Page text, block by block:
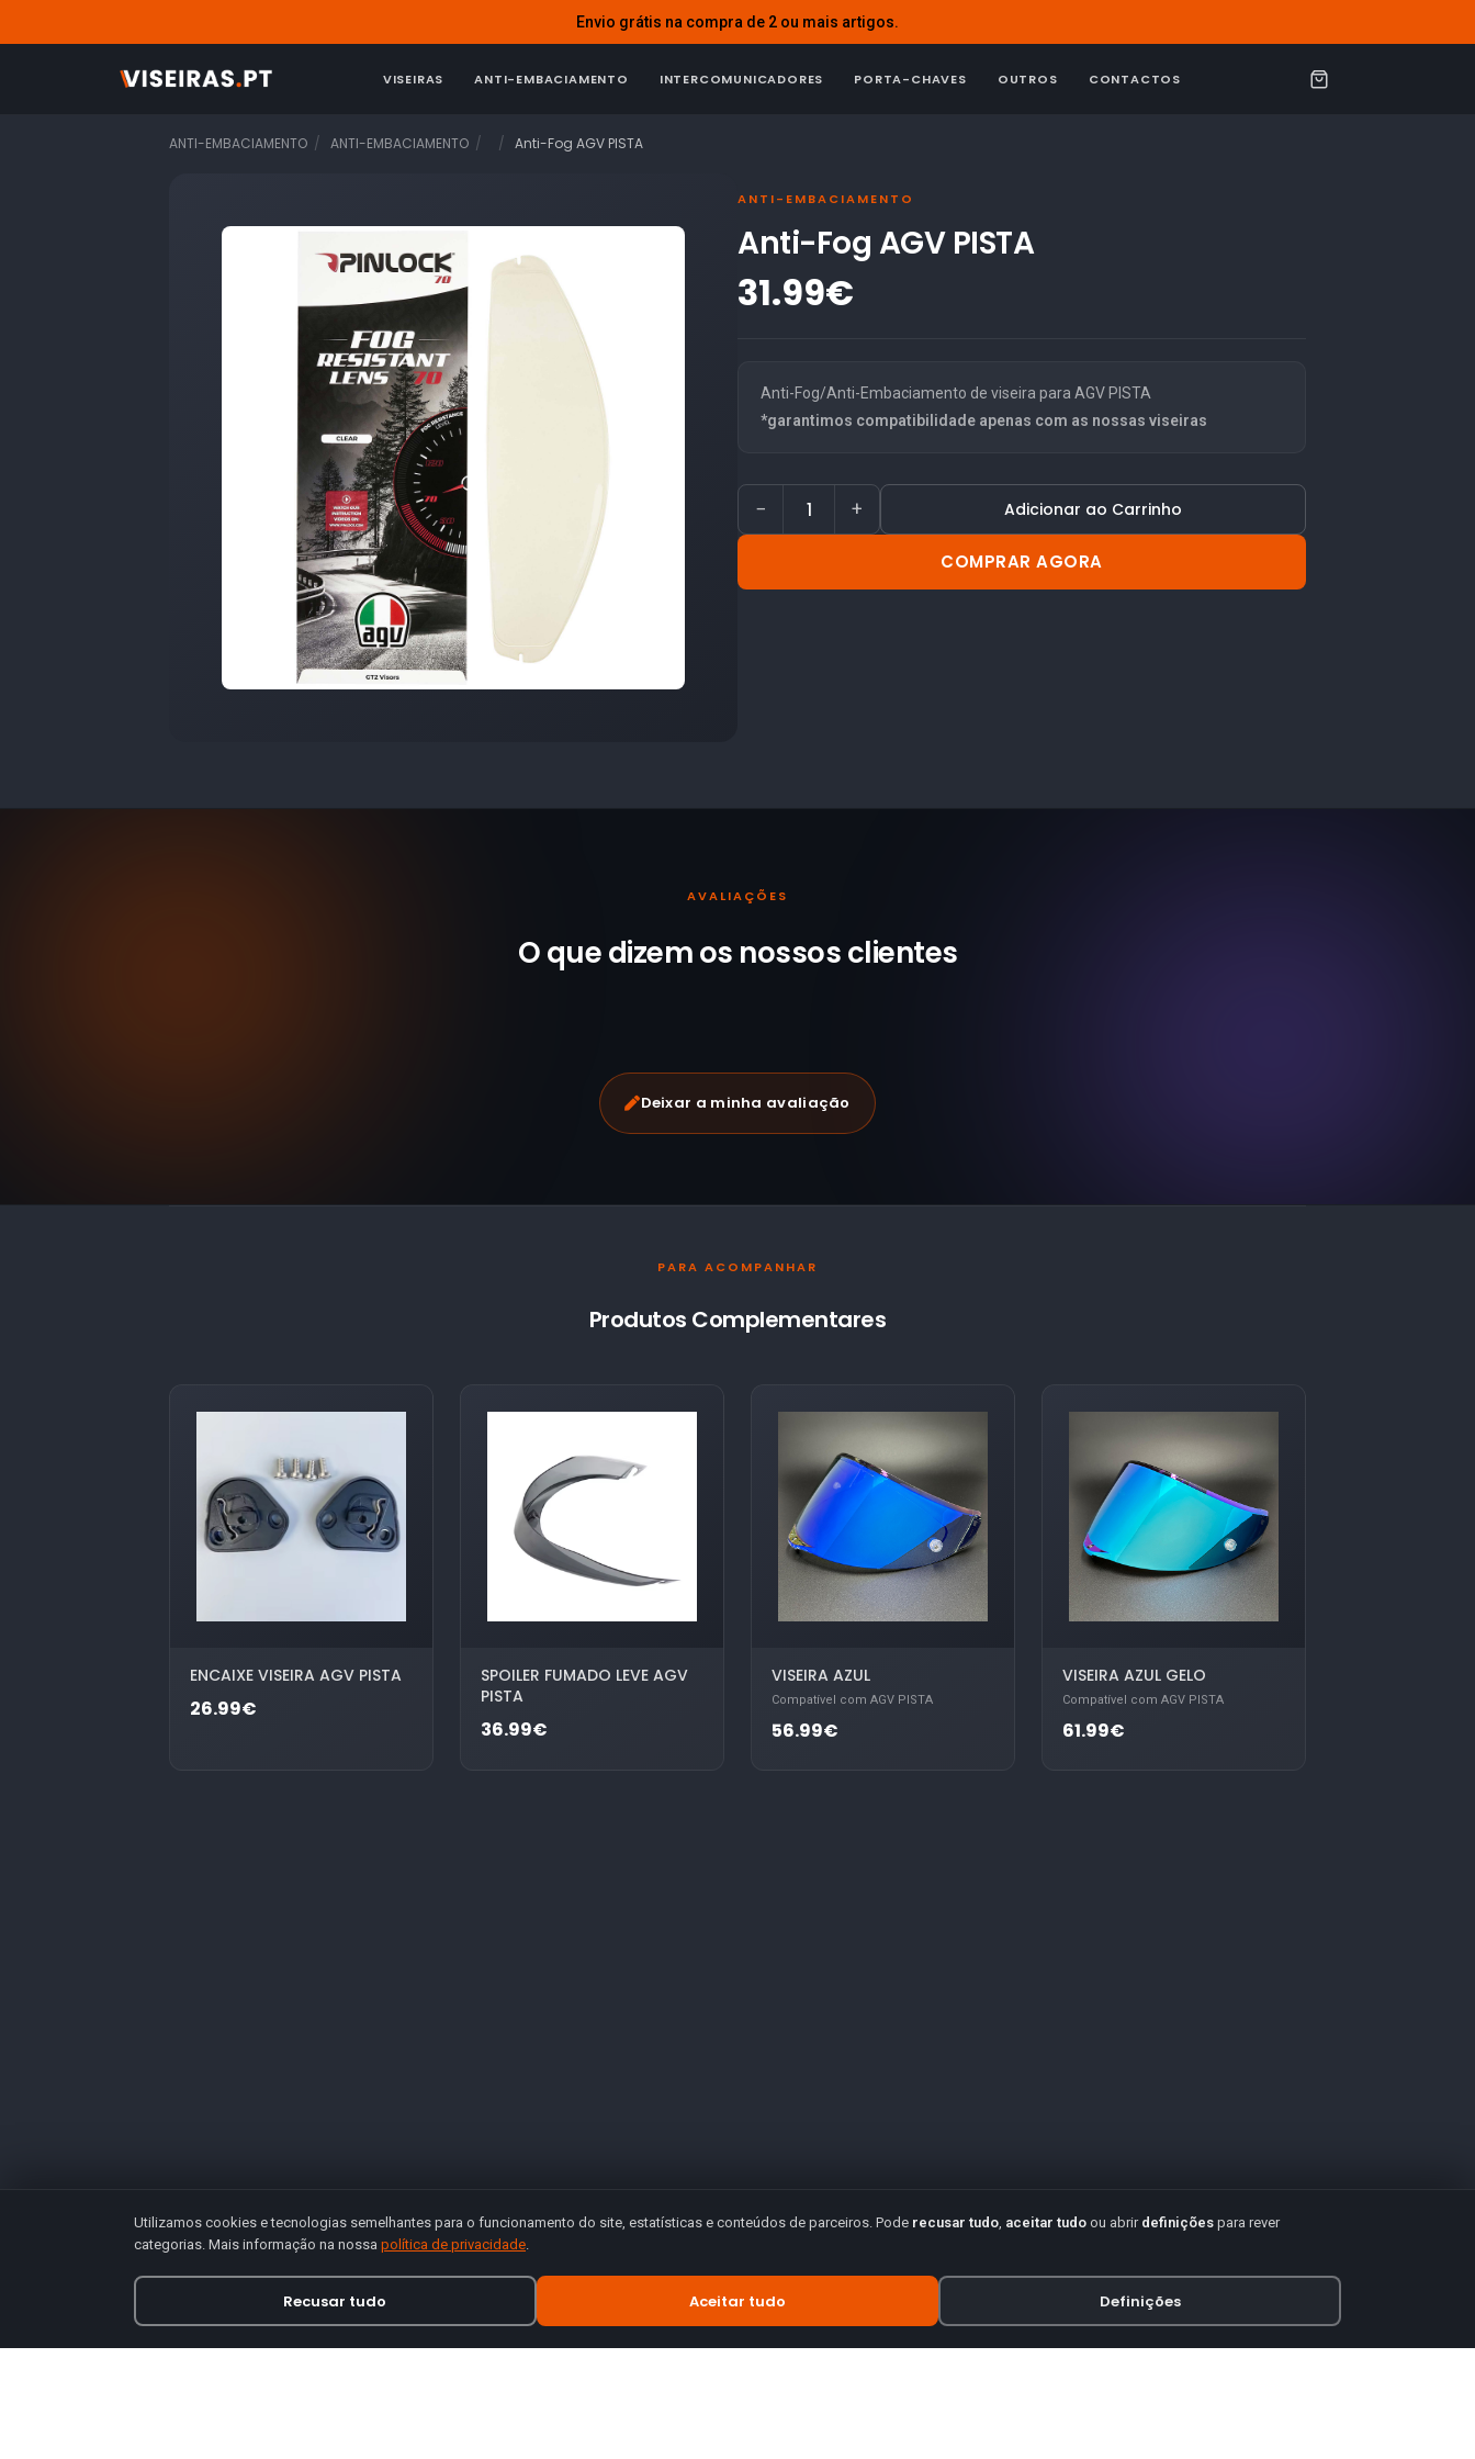
Envio grátis na compra de 2 ou mais artigos.
VISEIRAS ANTI-EMBACIAMENTO INTERCOMUNICADORES PORTA-CHAVES OUTROS CONTACTOS
C
ANTI-EMBACIAMENTO ANTI-EMBACIAMENTO Anti-Fog AGV PISTA
ANTI-EMBACIAMENTO
Anti-Fog AGV PISTA
31.99€
Anti-Fog/Anti-Embaciamento de viseira para AGV PISTA
*garantimos compatibilidade apenas com as nossas viseiras
− + Adicionar ao Carrinho
COMPRAR AGORA
AVALIAÇÕES
O que dizem os nossosclientes
Deixar a minha avaliação
PARA ACOMPANHAR
Produtos Complementares
ENCAIXE VISEIRA AGV PISTA
26.99€
SPOILER FUMADO LEVE AGV
PISTA
36.99€
VISEIRA AZUL
Compatível com AGV PISTA
56.99€
VISEIRA AZUL GELO
Compatível com AGV PISTA
61.99€
Utilizamos cookies e tecnologias semelhantes para o funcionamento do site, estatísticas e conteúdos de parceiros. Pode recusar tudo, aceitar tudo ou abrir definições para rever
categorias. Mais informação na nossa política de privacidade.
Recusar tudo Aceitar tudo Definições